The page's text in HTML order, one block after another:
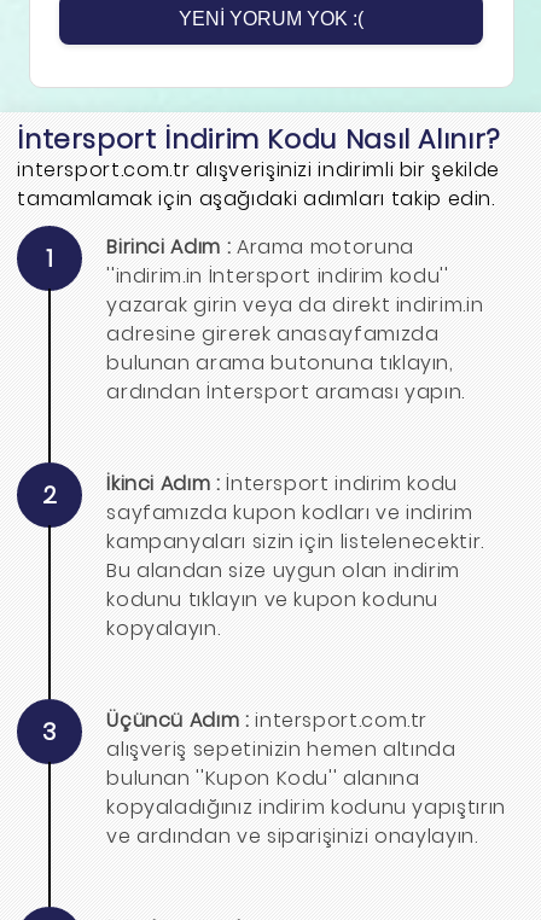
YENI YORUM YOK :(
İntersport İndirim Kodu Nasıl Alınır?
intersport.com.tr alışverişinizi indirimli bir şekilde
tamamlamak için aşağıdaki adımları takip edin.
1 Birinci Adım : Arama motoruna
''indirim.in İntersport indirim kodu''
yazarak girin veya da direkt indirim.in
adresine girerek anasayfamızda
bulunan arama butonuna tıklayın,
ardından İntersport araması yapın.
2 İkinci Adım : İntersport indirim kodu
sayfamızda kupon kodları ve indirim
kampanyaları sizin için listelenecektir.
Bu alandan size uygun olan indirim
kodunu tıklayın ve kupon kodunu
kopyalayın.
3 Üçüncü Adım : intersport.com.tr
alışveriş sepetinizin hemen altında
bulunan ''Kupon Kodu'' alanına
kopyaladığınız indirim kodunu yapıştırın
ve ardından ve siparişinizi onaylayın.